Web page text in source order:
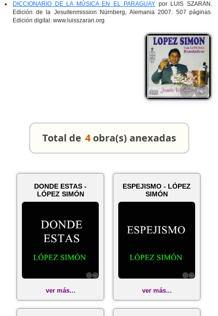
DICCIONARIO DE LA MÚSICA EN EL PARAGUAY por LUIS SZARAN.
Edición de la Jesuitenmission Nürnberg, Alemania 2007. 507 páginas.
Edición digital: www.luisszaran.org
Total de 4 obra(s) anexadas
DONDE ESTAS -
LÓPEZ SIMÓN
ver más...
ESPEJISMO - LÓPEZ
SIMÓN
ver más...